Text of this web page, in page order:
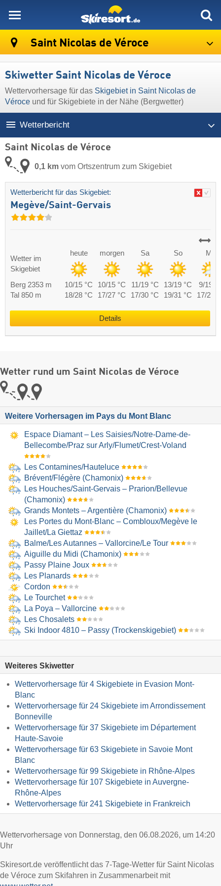
Saint Nicolas de Véroce
Skiwetter Saint Nicolas de Véroce
Wettervorhersage für das Skigebiet in Saint Nicolas de
Véroce und für Skigebiete in der Nähe (Bergwetter)
Wetterbericht
Saint Nicolas de Véroce
0,1 km vom Ortszentrum zum Skigebiet
Wetterbericht für das Skigebiet:
Megève/​Saint-Gervais
Wetter im
Skigebiet
heute morgen Sa So Mo
Berg 2353 m 10/15 °C 10/15 °C 11/19 °C 13/19 °C
9/19
Tal 850 m
18/28 °C 17/27 °C 17/30 °C 19/31 °C 17/29
Details
Wetter rund um Saint Nicolas de Véroce
Weitere Vorhersagen im Pays du Mont Blanc
Espace Diamant – Les Saisies/​Notre-Dame-de-
Bellecombe/​Praz sur Arly/​Flumet/​Crest-Voland
Les Contamines/​Hauteluce
Brévent/​Flégère (Chamonix)
Les Houches/​Saint-Gervais – Prarion/​Bellevue
(Chamonix)
Grands Montets – Argentière (Chamonix)
Les Portes du Mont-Blanc – Combloux/​Megève le
Jaillet/​La Giettaz
Balme/​Les Autannes – Vallorcine/​Le Tour
Aiguille du Midi (Chamonix)
Passy Plaine Joux
Les Planards
Cordon
Le Tourchet
La Poya – Vallorcine
Les Chosalets
Ski Indoor 4810 – Passy (Trockenskigebiet)
Weiteres Skiwetter
Wettervorhersage für 4 Skigebiete in Evasion Mont-
Blanc
Wettervorhersage für 24 Skigebiete im Arrondissement
Bonneville
Wettervorhersage für 37 Skigebiete im Département
Haute-Savoie
Wettervorhersage für 63 Skigebiete in Savoie Mont
Blanc
Wettervorhersage für 99 Skigebiete in Rhône-Alpes
Wettervorhersage für 107 Skigebiete in Auvergne-
Rhône-Alpes
Wettervorhersage für 241 Skigebiete in Frankreich
Wettervorhersage von Donnerstag, den 06.08.2026, um 14:20
Uhr
Skiresort.de veröffentlicht das 7-Tage-Wetter für Saint Nicolas
de Véroce zum Skifahren in Zusammenarbeit mit